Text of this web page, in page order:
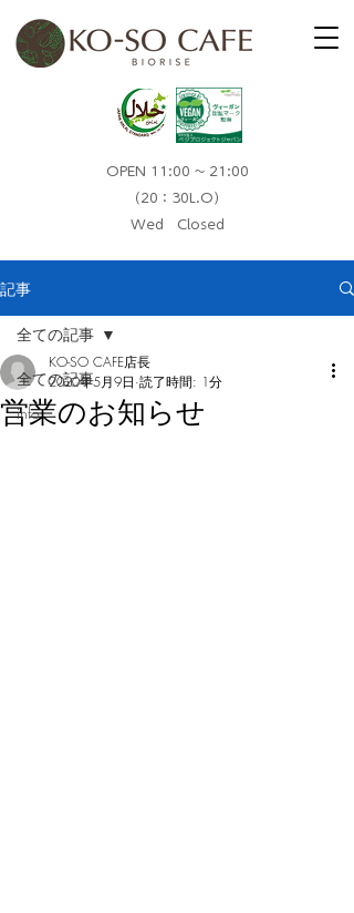
OPEN 11:00 ~ 21:00
（20：30L.O）​
Wed Closed
記事
全ての記事
info
全ての記事
営業のお知らせ
KO-SO CAFE店長
2020年5月9日 読了時間: 1分